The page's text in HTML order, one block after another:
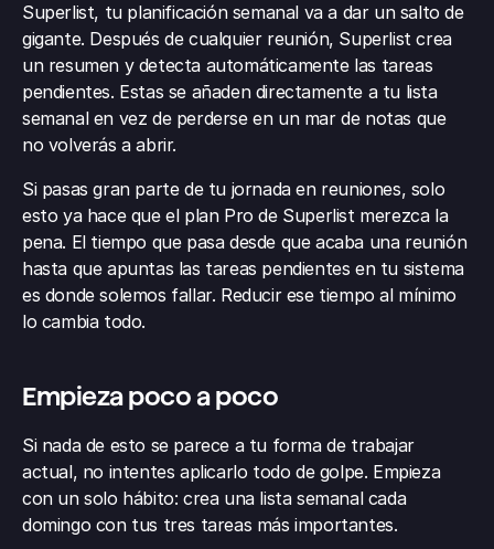
Superlist, tu planificación semanal va a dar un salto de
gigante. Después de cualquier reunión, Superlist crea
un resumen y detecta automáticamente las tareas
pendientes. Estas se añaden directamente a tu lista
semanal en vez de perderse en un mar de notas que
no volverás a abrir.
Si pasas gran parte de tu jornada en reuniones, solo
esto ya hace que el plan Pro de Superlist merezca la
pena. El tiempo que pasa desde que acaba una reunión
hasta que apuntas las tareas pendientes en tu sistema
es donde solemos fallar. Reducir ese tiempo al mínimo
lo cambia todo.
Empieza poco a poco
Si nada de esto se parece a tu forma de trabajar
actual, no intentes aplicarlo todo de golpe. Empieza
con un solo hábito: crea una lista semanal cada
domingo con tus tres tareas más importantes.